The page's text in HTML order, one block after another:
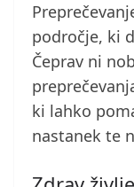
področje, ki
Čeprav ni
ki lahko
nastanek te